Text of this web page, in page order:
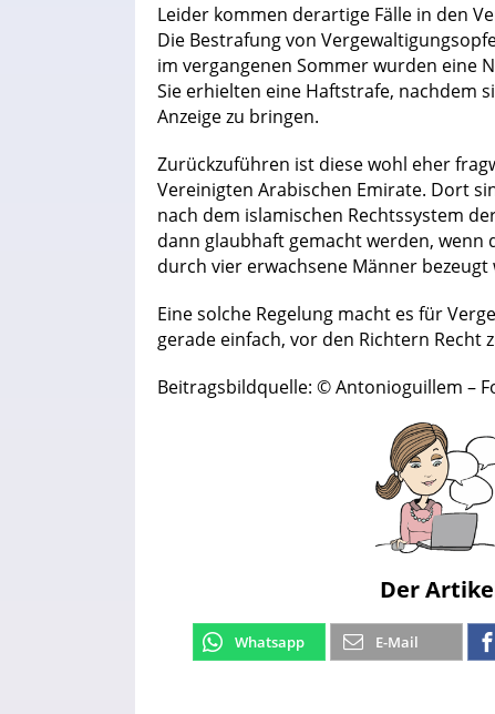
Leider kommen derartige Fälle in den
Die Bestrafung von
im vergangenen Sommer wurden eine
Sie erhielten eine Haftstrafe, nachdem
Anzeige zu bringen.
Zurückzuführen ist diese wohl eher
Vereinigten Arabischen Emirate. Dort
nach dem islamischen Rechtssystem
dann glaubhaft gemacht werden, wenn
durch vier erwachsene Männer bezeugt
Eine solche Regelung macht es für
gerade einfach, vor den Richtern Recht
Beitragsbildquelle: © Antonioguillem –
Der
Whatsapp E-Mail